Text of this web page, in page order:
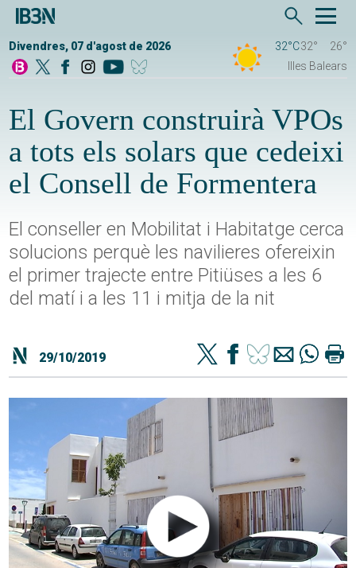
Divendres, 07 d'agost de 2026 32°C32°
26°
Illes Balears
El Govern construirà VPOs
a tots els solars que cedeixi
el Consell de Formentera
El conseller en Mobilitat i Habitatge cerca
solucions perquè les navilieres ofereixin
el primer trajecte entre Pitiüses a les 6
del matí i a les 11 i mitja de la nit
29/10/2019